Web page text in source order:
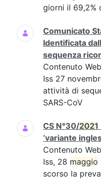
giorni il 69,2%
Comunicato
Identificata
sequenza
Contenuto Web
Iss 27
attività di
SARS-CoV
CS N°30/2021
‘variante
Contenuto Web
Iss, 28 maggio
scorso la